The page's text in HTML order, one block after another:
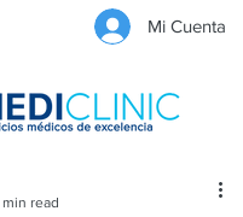
Mi Cuenta
read